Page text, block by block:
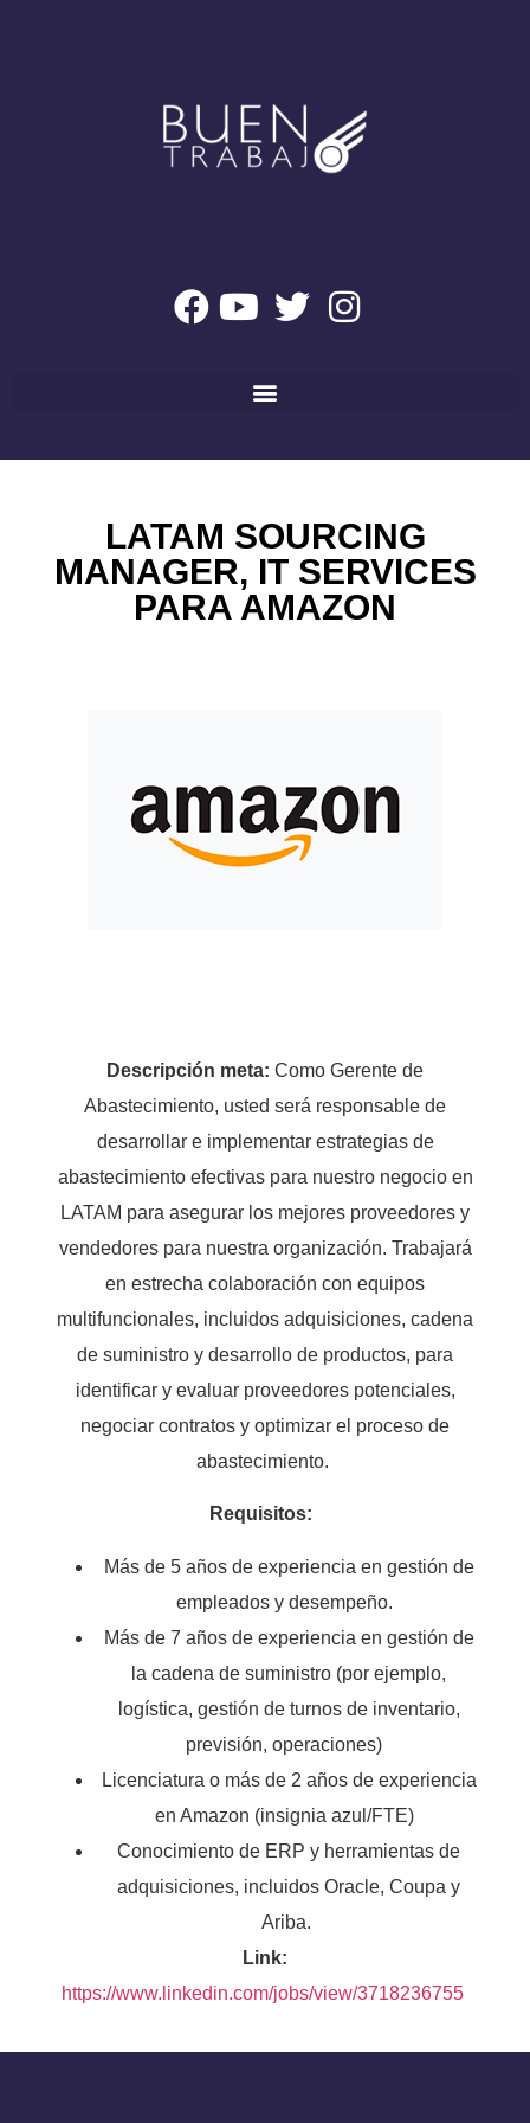
LATAM SOURCING
MANAGER, IT SERVICES
PARA AMAZON
Descripción meta: Como Gerente de
Abastecimiento, usted será responsable de
desarrollar e implementar estrategias de
abastecimiento efectivas para nuestro negocio en
LATAM para asegurar los mejores proveedores y
vendedores para nuestra organización. Trabajará
en estrecha colaboración con equipos
multifuncionales, incluidos adquisiciones, cadena
de suministro y desarrollo de productos, para
identificar y evaluar proveedores potenciales,
negociar contratos y optimizar el proceso de
abastecimiento.
Requisitos:
Más de 5 años de experiencia en gestión de
empleados y desempeño.
Más de 7 años de experiencia en gestión de
la cadena de suministro (por ejemplo,
logística, gestión de turnos de inventario,
previsión, operaciones)
Licenciatura o más de 2 años de experiencia
en Amazon (insignia azul/FTE)
Conocimiento de ERP y herramientas de
adquisiciones, incluidos Oracle, Coupa y
Ariba.
Link:
https://www.linkedin.com/jobs/view/3718236755